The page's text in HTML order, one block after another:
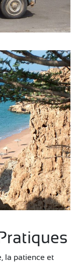
la patience et